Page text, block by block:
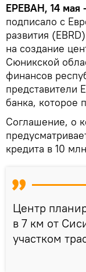
ЕРЕВАН, 14 мая
подписало с
развития
на создание
Сюникской
финансов
представители
банка, которое
Соглашение, о
кредита в 10
Центр
в 7 км от
участком